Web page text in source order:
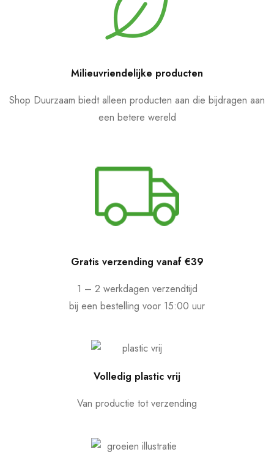
Milieuvriendelijke producten
Shop Duurzaam biedt alleen producten aan die bijdragen aan
een betere wereld
Gratis verzending vanaf €39
1 – 2 werkdagen verzendtijd
bij een bestelling voor 15:00 uur
Volledig plastic vrij
Van productie tot verzending